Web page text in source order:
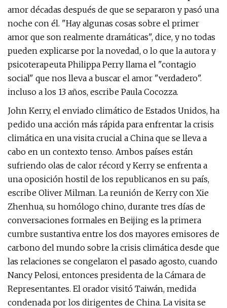
amor décadas después de que se separaron y pasó una
noche con él. "Hay algunas cosas sobre el primer
amor que son realmente dramáticas", dice, y no todas
pueden explicarse por la novedad, o lo que la autora y
psicoterapeuta Philippa Perry llama el "contagio
social" que nos lleva a buscar el amor "verdadero".
incluso a los 13 años, escribe Paula Cocozza.
John Kerry, el enviado climático de Estados Unidos, ha
pedido una acción más rápida para enfrentar la crisis
climática en una visita crucial a China que se lleva a
cabo en un contexto tenso. Ambos países están
sufriendo olas de calor récord y Kerry se enfrenta a
una oposición hostil de los republicanos en su país,
escribe Oliver Milman. La reunión de Kerry con Xie
Zhenhua, su homólogo chino, durante tres días de
conversaciones formales en Beijing es la primera
cumbre sustantiva entre los dos mayores emisores de
carbono del mundo sobre la crisis climática desde que
las relaciones se congelaron el pasado agosto, cuando
Nancy Pelosi, entonces presidenta de la Cámara de
Representantes. El orador visitó Taiwán, medida
condenada por los dirigentes de China. La visita se